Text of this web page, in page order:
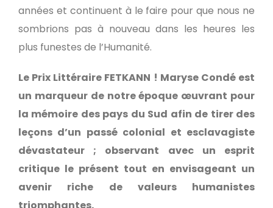
années et continuent à le faire pour que nous ne
sombrions pas à nouveau dans les heures les
plus funestes de l’Humanité.
Le Prix Littéraire FETKANN ! Maryse Condé est
un marqueur de notre époque œuvrant pour
la mémoire des pays du Sud afin de tirer des
leçons d’un passé colonial et esclavagiste
dévastateur ; observant avec un esprit
critique le présent tout en envisageant un
avenir riche de valeurs humanistes